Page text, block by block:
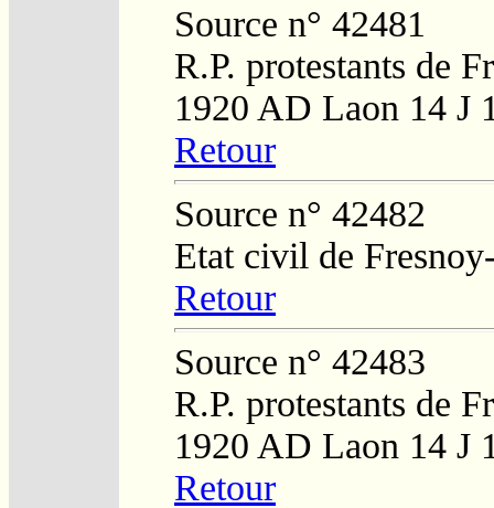
Source n° 42481
R.P. protestants de
1920 AD Laon 14 J
Retour
Source n° 42482
Etat civil de
Retour
Source n° 42483
R.P. protestants de
1920 AD Laon 14 J
Retour